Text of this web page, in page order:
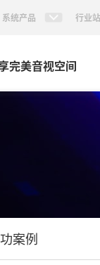
系统产品 行业
完美音视空间
案例